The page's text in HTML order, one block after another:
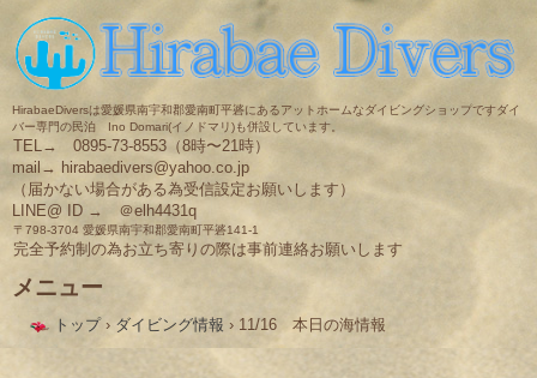
HirabaeDiversは愛媛県南宇和郡愛南町平碆にあるアットホームなダイビングショップですダイ
バー専門の民泊 Ino Domari(イノドマリ)も併設しています。
TEL→ 0895-73-8553（8時〜21時）
mail→ hirabaedivers@yahoo.co.jp
（届かない場合がある為受信設定お願いします）
LINE@ ID → ＠elh4431q
〒798-3704 愛媛県南宇和郡愛南町平碆141-1
完全予約制の為お立ち寄りの際は事前連絡お願いします
メニュー
トップ › ダイビング情報 › 11/16 本日の海情報